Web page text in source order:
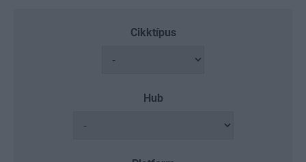
Cikktípus
Hub